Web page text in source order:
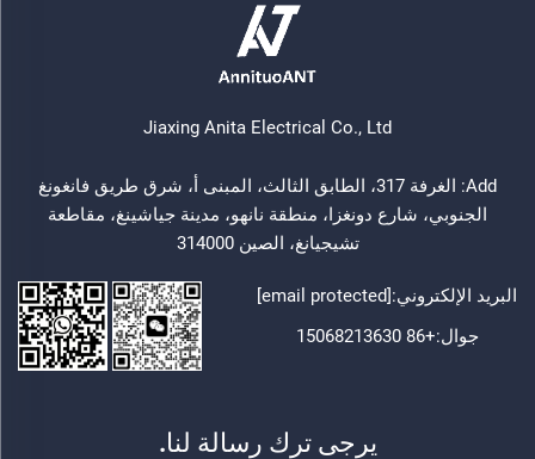
Jiaxing Anita Electrical Co., Ltd
Add: الغرفة 317، الطابق الثالث، المبنى أ، شرق طريق فانغونغ
الجنوبي، شارع دونغزا، منطقة نانهو، مدينة جياشينغ، مقاطعة
تشيجيانغ، الصين 314000
البريد الإلكتروني:[email protected]
جوال:+86 15068213630
يرجى ترك رسالة لنا.